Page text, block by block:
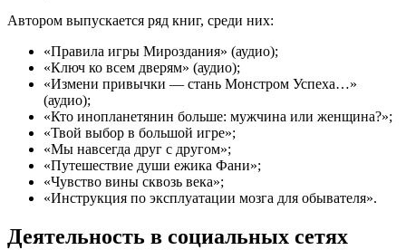
Автором выпускается ряд книг, среди них:
«Правила игры Мироздания» (аудио);
«Ключ ко всем дверям» (аудио);
«Измени привычки — стань Монстром Успеха…»
(аудио);
«Кто инопланетянин больше: мужчина или женщина?»;
«Твой выбор в большой игре»;
«Мы навсегда друг с другом»;
«Путешествие души ежика Фани»;
«Чувство вины сквозь века»;
«Инструкция по эксплуатации мозга для обывателя».
Деятельность в социальных сетях